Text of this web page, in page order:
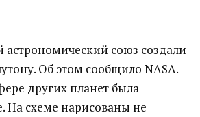
союз создали
Об этом сообщило NASA.
других планет была
На схеме нарисованы не